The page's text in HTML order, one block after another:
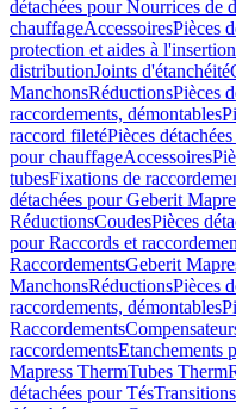
détachées pour Nourrices de
chauffageAccessoiresPièces
protection et aides à l'insertion
distributionJoints d'étanchéité
ManchonsRéductionsPièces
raccordements, démontables
raccord filetéPièces
pour chauffageAccessoires
tubesFixations de
détachées pour Geberit
RéductionsCoudesPièces
pour Raccords et
RaccordementsGeberit
ManchonsRéductionsPièces
raccordements, démontables
Raccordements
raccordementsEtanchements
Mapress ThermTubes Therm
détachées pour Tés